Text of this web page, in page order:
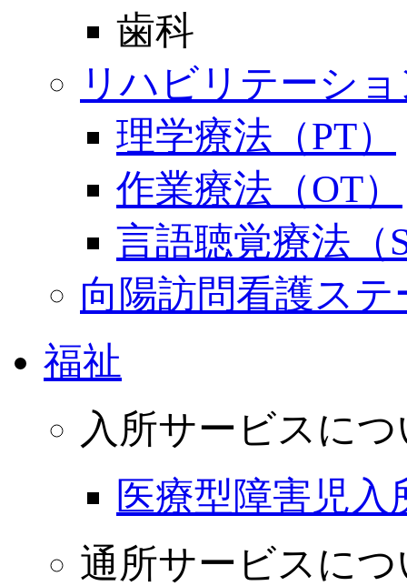
歯科
リハビリテーシ
理学療法（PT）
作業療法（OT）
言語聴覚療法（
向陽訪問看護ス
福祉
入所サービスに
医療型障害児入
通所サービスに